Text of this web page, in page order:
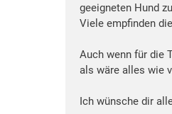
geeigneten Hund
Viele empfinden
Auch wenn für die
als wäre alles wie
Ich wünsche dir